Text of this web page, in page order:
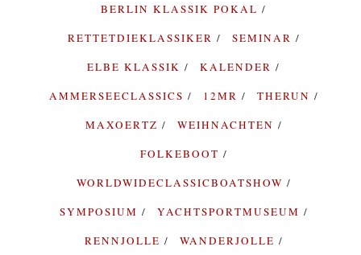
BERLIN KLASSIK POKAL
RETTETDIEKLASSIKER
SEMINAR
ELBE KLASSIK
KALENDER
AMMERSEECLASSICS
12MR
THERUN
MAXOERTZ
WEIHNACHTEN
FOLKEBOOT
WORLDWIDECLASSICBOATSHOW
SYMPOSIUM
YACHTSPORTMUSEUM
RENNJOLLE
WANDERJOLLE